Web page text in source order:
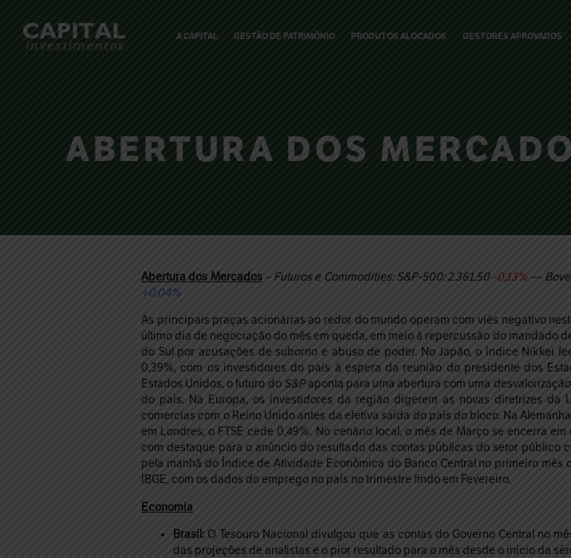
A CAPITAL GESTÃO DE PATRIMÔNIO PRODUTOS ALOCADOS GESTORES APROVADOS
ABERTURA DOS
Abertura dos Mercados– Futuros e Commodities: S&P-500: 2.361,50 -0,13%—
+0,04%
As principais praças acionárias ao redor do mundo operam com viés negativo
último dia de negociação do mês em queda, em meio à repercussão do mandado
do Sul por acusações de suborno e abuso de poder. No Japão, o índice Nikkei
0,39%, com os investidores do país à espera da reunião do presidente dos
Estados Unidos, o futuro do S&Paponta para uma abertura com uma
do país. Na Europa, os investidores da região digerem as novas diretrizes da
comercias com o Reino Unido antes da efetiva saída do país do bloco. Na
em Londres, o FTSE cede 0,49%. No cenário local, o mês de Março se encerra
com destaque para o anúncio do resultado das contas públicas do setor público
pela manhã do Índice de Atividade Econômica do Banco Central no primeiro
IBGE, com os dados do emprego no país no trimestre findo em Fevereiro.
Economia
Brasil: O Tesouro Nacional divulgou que as contas do Governo Central no
das projeções de analistas e o pior resultado para o mês desde o início da